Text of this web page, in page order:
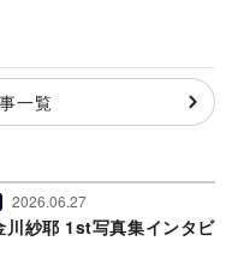
一覧
2026.06.27
川紗耶 1st写真集インタビ